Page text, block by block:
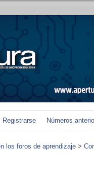
Registrarse Números
los foros de aprendizaje >